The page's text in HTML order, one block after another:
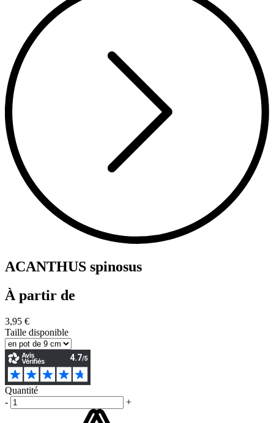
ACANTHUS spinosus
À partir de
3,95 €
Taille disponible
Quantité
-
+